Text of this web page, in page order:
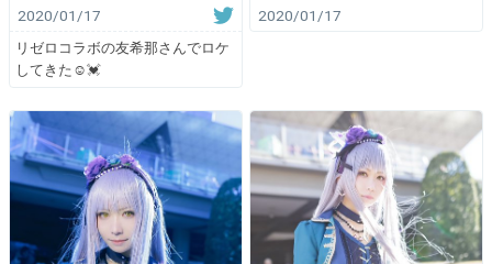
2020/01/17
リゼロコラボの友希那さんでロケ
してきた☺️💓
2020/01/17